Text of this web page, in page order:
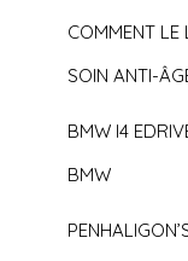
COMMENT LE
SOIN ANTI-
BMW I4
BMW